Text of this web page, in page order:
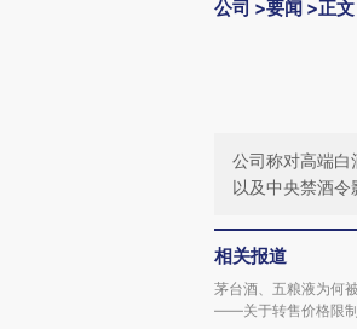
公司 >要闻 >正文
公司称对高端白
以及中央禁酒令
相关报道
茅台酒、五粮液为何
——关于转售价格限